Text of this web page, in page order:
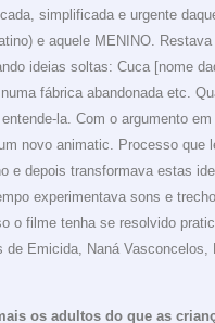
simplificada e urgente
e aquele MENINO.
ideias soltas: Cuca [nome
fábrica abandonada etc.
la. Com o argumento
novo animatic. Processo que
e depois transformava estas
experimentava sons e
o filme tenha se resolvido
de Emicida, Naná Vasconcelos,
os adultos do que as